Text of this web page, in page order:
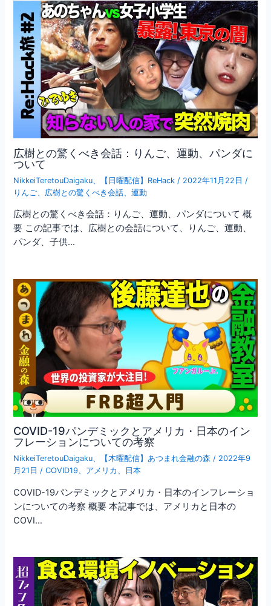
広樹との驚くべき会話：りんご、運動、パンダに
ついて
NikkeiTeretouDaigaku 【日曜配信】ReHack / 2022年11月22日 /
りんご
広樹との驚くべき会話 、運動
広樹との驚くべき会話：りんご、運動、パンダについて 概
要 この記事では、広樹との会話について、りんご、運動、
パンダ、子供…
COVID-19パンデミックとアメリカ・日本のイン
フレーションについての考察
NikkeiTeretouDaigaku、 【木曜配信】あつまれ金融の森 / 2022年9
月21日 /COVID19、 アメリカ 、 日本
COVID-19パンデミックとアメリカ・日本のインフレーショ
ンについての考察 概要 本記事では、アメリカと日本の
COVI…